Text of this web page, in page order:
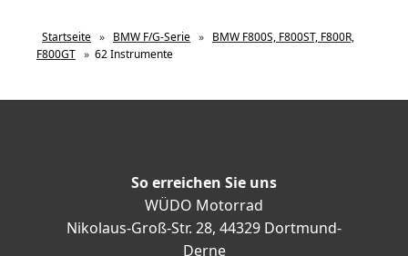
Startseite » BMW F/G-Serie » BMW F800S, F800ST, F800R,
F800GT » 62 Instrumente
So erreichen Sie uns
WÜDO Motorrad
Nikolaus-Groß-Str. 28, 44329 Dortmund-
Derne